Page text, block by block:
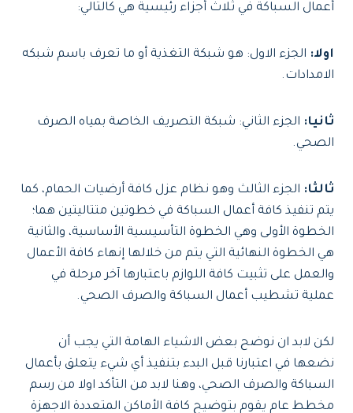
أعمال السباكة في ثلاث أجزاء رئيسية هي كالتالي:
اولا: الجزء الاول: هو شبكة التغذية أو ما تعرف باسم شبكه
الامدادات.
ثانيا: الجزء الثاني: شبكة التصريف الخاصة بمياه الصرف
الصحي.
ثالثا: الجزء الثالث وهو نظام عزل كافة أرضيات الحمام، كما
يتم تنفيذ كافة أعمال السباكة في خطوتين متتاليتين هما؛
الخطوة الأولى وهي الخطوة التأسيسية الأساسية، والثانية
هي الخطوة النهائية التي يتم من خلالها إنهاء كافة الأعمال
والعمل على تثبيت كافة اللوازم باعتبارها آخر مرحلة في
عملية تشطيب أعمال السباكة والصرف الصحي.
لكن لابد ان نوضح بعض الاشياء الهامة التي يجب أن
نضعها في اعتبارنا قبل البدء بتنفيذ أي شيء يتعلق بأعمال
السباكة والصرف الصحي، وهنا لابد من التأكد اولا من رسم
مخطط عام يقوم بتوضيح كافة الأماكن المتعددة الاجهزة